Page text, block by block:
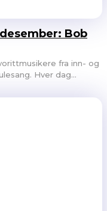
Bob
Hver dag...